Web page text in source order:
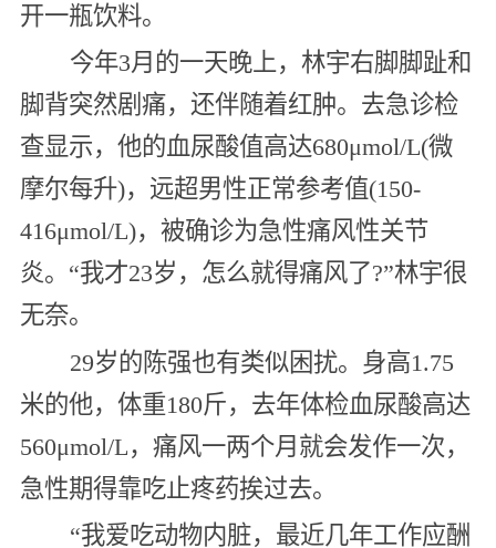
开一瓶饮料。
今年3月的一天晚上，林宇右脚脚趾和
脚背突然剧痛，还伴随着红肿。去急诊检
查显示，他的血尿酸值高达680μmol/L(微
摩尔每升)，远超男性正常参考值(150-
416μmol/L)，被确诊为急性痛风性关节
炎。“我才23岁，怎么就得痛风了?”林宇很
无奈。
29岁的陈强也有类似困扰。身高1.75
米的他，体重180斤，去年体检血尿酸高达
560μmol/L，痛风一两个月就会发作一次，
急性期得靠吃止疼药挨过去。
“我爱吃动物内脏，最近几年工作应酬